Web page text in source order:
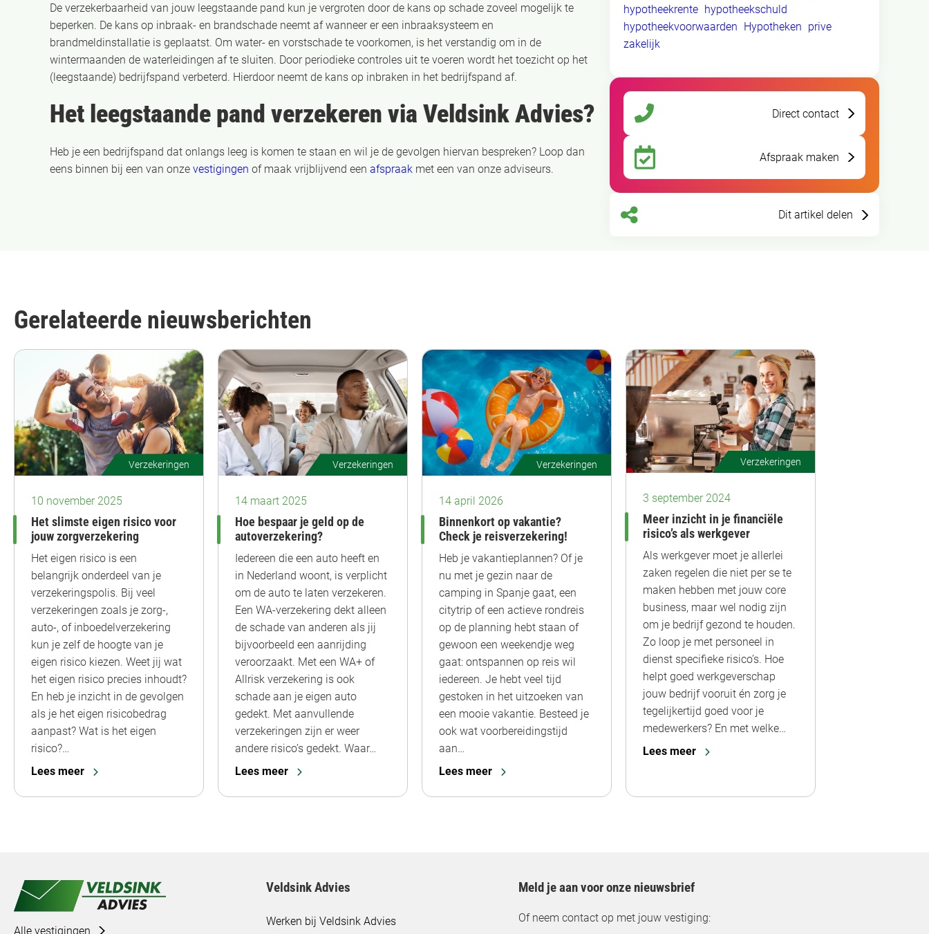
De verzekerbaarheid van jouw leegstaande pand kun je vergroten door de kans op schade zoveel mogelijk te
beperken. De kans op inbraak- en brandschade neemt af wanneer er een inbraaksysteem en
brandmeldinstallatie is geplaatst. Om water- en vorstschade te voorkomen, is het verstandig om in de
wintermaanden de waterleidingen af te sluiten. Door periodieke controles uit te voeren wordt het toezicht op het
(leegstaande) bedrijfspand verbeterd. Hierdoor neemt de kans op inbraken in het bedrijfspand af.
Het leegstaande pand verzekeren via Veldsink Advies?
Heb je een bedrijfspand dat onlangs leeg is komen te staan en wil je de gevolgen hiervan bespreken? Loop dan
eens binnen bij een van onze vestigingen of maak vrijblijvend een afspraak met een van onze adviseurs.
hypotheekrente hypotheekschuld
hypotheekvoorwaarden
Hypotheken prive
zakelijk
Direct contact
Afspraak maken
Dit artikel delen
Gerelateerde nieuwsberichten
Verzekeringen
10 november 2025
Het slimste eigen risico voor
jouw zorgverzekering
Het eigen risico is een
belangrijk onderdeel van je
verzekeringspolis. Bij veel
verzekeringen zoals je zorg-,
auto-, of inboedelverzekering
kun je zelf de hoogte van je
eigen risico kiezen. Weet jij wat
het eigen risico precies inhoudt?
En heb je inzicht in de gevolgen
als je het eigen risicobedrag
aanpast? Wat is het eigen
risico?…
Lees meer
Verzekeringen
14 maart 2025
Hoe bespaar je geld op de
autoverzekering?
Iedereen die een auto heeft en
in Nederland woont, is verplicht
om de auto te laten verzekeren.
Een WA-verzekering dekt alleen
de schade van anderen als jij
bijvoorbeeld een aanrijding
veroorzaakt. Met een WA+ of
Allrisk verzekering is ook
schade aan je eigen auto
gedekt. Met aanvullende
verzekeringen zijn er weer
andere risico’s gedekt. Waar…
Lees meer
Verzekeringen
14 april 2026
Binnenkort op vakantie?
Check je reisverzekering!
Heb je vakantieplannen? Of je
nu met je gezin naar de
camping in Spanje gaat, een
citytrip of een actieve rondreis
op de planning hebt staan of
gewoon een weekendje weg
gaat: ontspannen op reis wil
iedereen. Je hebt veel tijd
gestoken in het uitzoeken van
een mooie vakantie. Besteed je
ook wat voorbereidingstijd
aan…
Lees meer
Verzekeringen
3 september 2024
Meer inzicht in je financiële
risico’s als werkgever
Als werkgever moet je allerlei
zaken regelen die niet per se te
maken hebben met jouw core
business, maar wel nodig zijn
om je bedrijf gezond te houden.
Zo loop je met personeel in
dienst specifieke risico’s. Hoe
helpt goed werkgeverschap
jouw bedrijf vooruit én zorg je
tegelijkertijd goed voor je
medewerkers? En met welke…
Lees meer
Alle vestigingen
Veldsink Advies
Werken bij Veldsink Advies
Meld je aan voor onze nieuwsbrief
Of neem contact op met jouw vestiging: